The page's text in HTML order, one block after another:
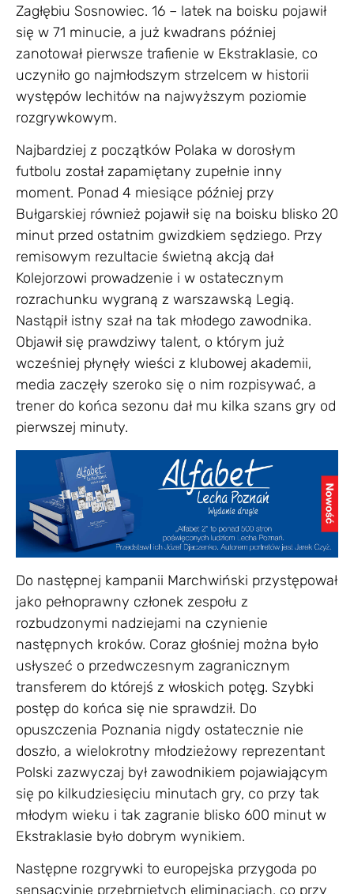
Zagłębiu Sosnowiec. 16 – latek na boisku pojawił
się w 71 minucie, a już kwadrans później
zanotował pierwsze trafienie w Ekstraklasie, co
uczyniło go najmłodszym strzelcem w historii
występów lechitów na najwyższym poziomie
rozgrywkowym.
Najbardziej z początków Polaka w dorosłym
futbolu został zapamiętany zupełnie inny
moment. Ponad 4 miesiące później przy
Bułgarskiej również pojawił się na boisku blisko 20
minut przed ostatnim gwizdkiem sędziego. Przy
remisowym rezultacie świetną akcją dał
Kolejorzowi prowadzenie i w ostatecznym
rozrachunku wygraną z warszawską Legią.
Nastąpił istny szał na tak młodego zawodnika.
Objawił się prawdziwy talent, o którym już
wcześniej płynęły wieści z klubowej akademii,
media zaczęły szeroko się o nim rozpisywać, a
trener do końca sezonu dał mu kilka szans gry od
pierwszej minuty.
Do następnej kampanii Marchwiński przystępował
jako pełnoprawny członek zespołu z
rozbudzonymi nadziejami na czynienie
następnych kroków. Coraz głośniej można było
usłyszeć o przedwczesnym zagranicznym
transferem do którejś z włoskich potęg. Szybki
postęp do końca się nie sprawdził. Do
opuszczenia Poznania nigdy ostatecznie nie
doszło, a wielokrotny młodzieżowy reprezentant
Polski zazwyczaj był zawodnikiem pojawiającym
się po kilkudziesięciu minutach gry, co przy tak
młodym wieku i tak zagranie blisko 600 minut w
Ekstraklasie było dobrym wynikiem.
Następne rozgrywki to europejska przygoda po
sensacyjnie przebrniętych eliminacjach, co przy